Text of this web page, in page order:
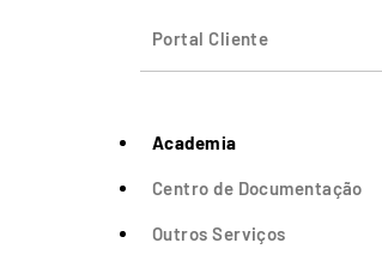
Portal Cliente
Academia
Centro de Documentação
Outros Serviços